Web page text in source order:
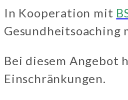
In Kooperation mit
Bei diesem Angebot
Einschränkungen.